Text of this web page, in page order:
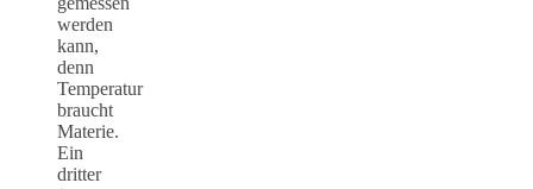
werden
kann,
denn
Temperatur
braucht
Materie.
Ein
dritter